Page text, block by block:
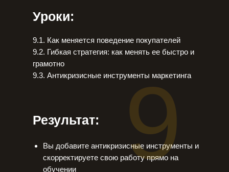
9.1. Как меняется поведение покупателей
9.2. Гибкая стратегия: как менять ее быстро и
грамотно
9.3. Антикризисные инструменты маркетинга
Уроки:
Вы добавите антикризисные инструменты и
скорректируете свою работу прямо на
обучении
Результат: 9